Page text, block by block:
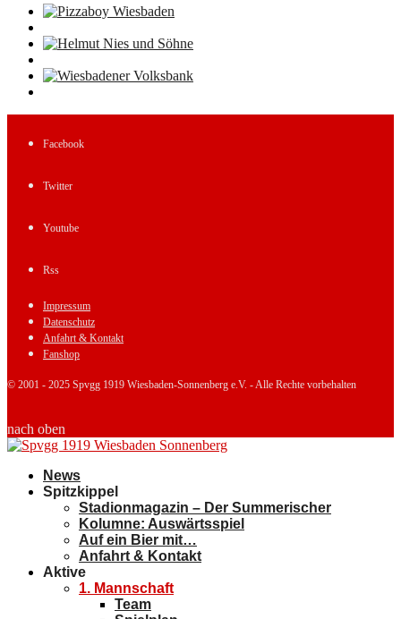
Facebook
Twitter
Youtube
Rss
Impressum
Datenschutz
Anfahrt & Kontakt
Fanshop
© 2001 - 2025 Spvgg 1919 Wiesbaden-Sonnenberg e.V. - Alle Rechte vorbehalten
nach oben
News
Spitzkippel
Stadionmagazin – Der Summerischer
Kolumne: Auswärtsspiel
Auf ein Bier mit…
Anfahrt & Kontakt
Aktive
1. Mannschaft
Team